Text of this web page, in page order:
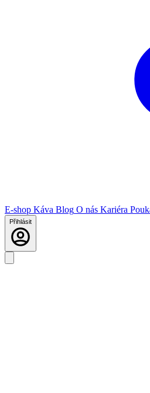
E-shop Káva Blog O nás Kariéra
Přihlásit